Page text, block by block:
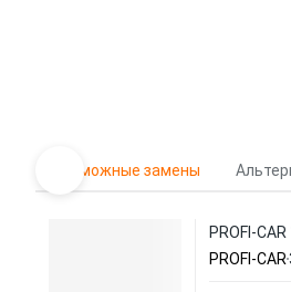
Возможные замены
PROFI-
PROFI-CAR